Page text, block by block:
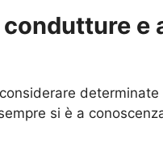
e
determinate
si è a